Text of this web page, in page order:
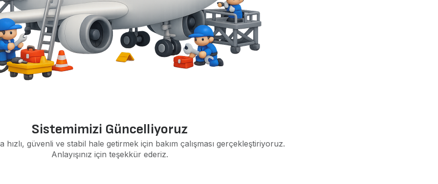
Sistemimizi Güncelliyoruz
hızlı, güvenli ve stabil hale getirmek için bakım çalışması gerçekleştiriyoruz.
Anlayışınız için teşekkür ederiz.